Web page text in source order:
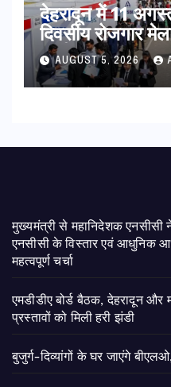
​देहरादून में 11
दिवसीय रोजगार
भर्तीAUGUST 5, 2026
मुख्यमंत्री से महानिदेशक एनसीसी
एनसीसी के विस्तार एवं आधुनिक
महत्वपूर्ण चर्चा
एमडीडीए बोर्ड बैठक, देहरादून
प्रस्तावों को मिली हरी झंडी
बुजुर्ग-दिव्यांगों के घर जाएंगे